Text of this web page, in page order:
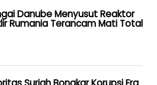
Danube Menyusut Reaktor
Rumania Terancam Mati Total